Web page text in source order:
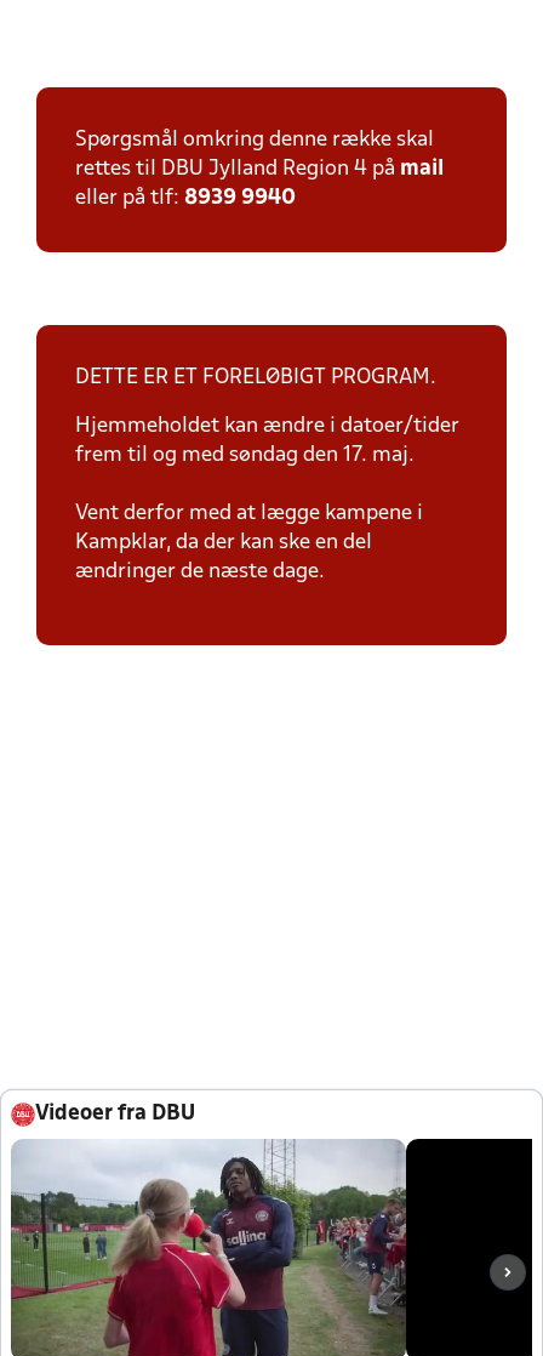
Spørgsmål omkring denne række skal
rettes til DBU Jylland Region 4 på mail
eller på tlf: 8939 9940
DETTE ER ET FORELØBIGT PROGRAM.
Hjemmeholdet kan ændre i datoer/tider
frem til og med søndag den 17. maj.
Vent derfor med at lægge kampene i
Kampklar, da der kan ske en del
ændringer de næste dage.
Videoer fra DBU